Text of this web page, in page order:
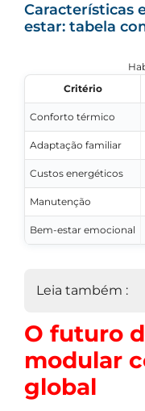
Características
estar: tabela
Critério
Conforto térmico
Adaptação familiar
Custos energéticos
Manutenção
Bem-estar emocional
Leia também :
O futuro
modular
global